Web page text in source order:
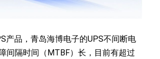
产品，青岛海博电子的UPS不间断电
间隔时间（MTBF）长，目前有超过